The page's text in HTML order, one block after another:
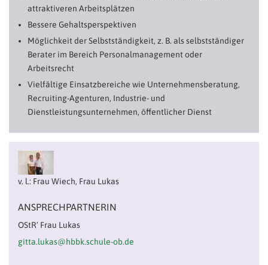
attraktiveren Arbeitsplätzen
Bessere Gehaltsperspektiven
Möglichkeit der Selbstständigkeit, z. B. als selbstständiger
Berater im Bereich Personalmanagement oder
Arbeitsrecht
Vielfältige Einsatzbereiche wie Unternehmensberatung,
Recruiting-Agenturen, Industrie- und
Dienstleistungsunternehmen, öffentlicher Dienst
v. l.: Frau Wiech, Frau Lukas
ANSPRECHPARTNERIN
OStR‘ Frau Lukas
gitta.lukas@hbbk.schule-ob.de